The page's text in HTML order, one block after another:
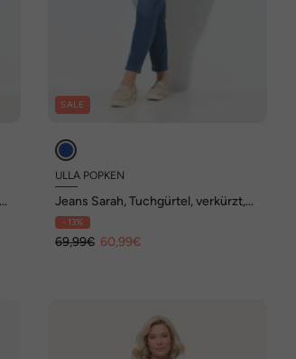
SALE
ULLA POPKEN
Jeans Sarah, Tuchgürtel, verkürzt,
schmales Bein
- 13%
69,99€ 60,99€